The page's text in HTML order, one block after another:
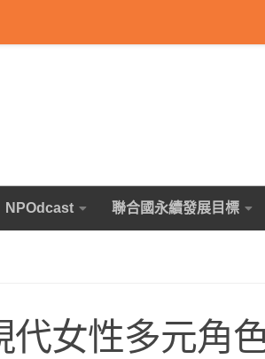
NPOdcast 聯合國永續發展目標
女性多元角